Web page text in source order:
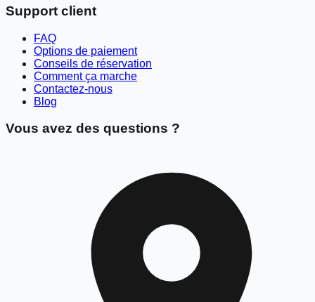
Support client
FAQ
Options de paiement
Conseils de réservation
Comment ça marche
Contactez-nous
Blog
Vous avez des questions ?